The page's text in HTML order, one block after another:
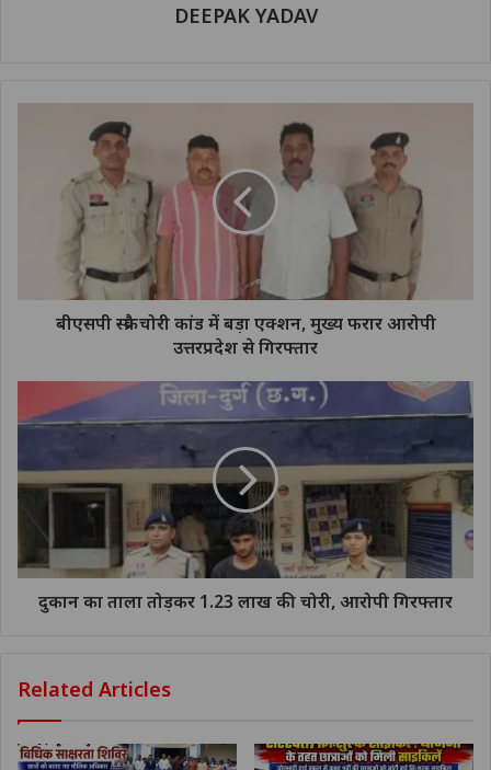
DEEPAK YADAV
बीएसपी स्क्रैप चोरी कांड में बड़ा एक्शन, मुख्य फरार आरोपी
उत्तरप्रदेश से गिरफ्तार
दुकान का ताला तोड़कर 1.23 लाख की चोरी, आरोपी गिरफ्तार
Related Articles